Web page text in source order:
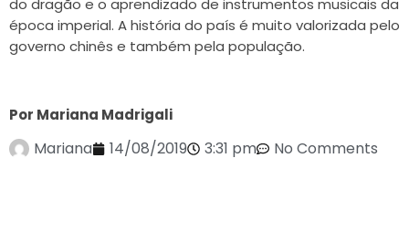
do dragão e o aprendizado de instrumentos musicais da
época imperial. A história do país é muito valorizada pelo
governo chinês e também pela população.
Por Mariana Madrigali
Mariana 14/08/2019 3:31 pm No Comments